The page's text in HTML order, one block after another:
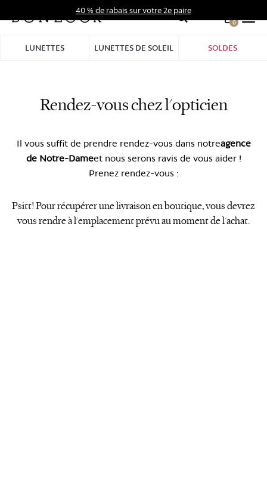
au
40 % de rabais sur votre 2e paire
0
LUNETTES LUNETTES DE SOLEIL SOLDES
Rendez-vous chez l'opticien
Il vous suffit de prendre rendez-vous dans notreagence
de Notre-Dameet nous serons ravis de vous aider !
Prenez rendez-vous :
Psitt! Pour récupérer une livraison en boutique, vous devrez
vous rendre à l'emplacement prévu au moment de l'achat.